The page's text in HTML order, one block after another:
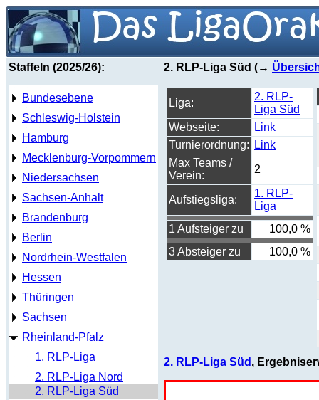
Staffeln (2025/26):
Bundesebene
Schleswig-Holstein
Hamburg
Mecklenburg-Vorpommern
Niedersachsen
Sachsen-Anhalt
Brandenburg
Berlin
Nordrhein-Westfalen
Hessen
Thüringen
Sachsen
Rheinland-Pfalz
1. RLP-Liga
2. RLP-Liga Nord
2. RLP-Liga Süd
2. RLP-Liga Süd (→
Liga:
2. RLP-
Liga Süd
Webseite:
Link
Turnierordnung:
Link
Max Teams /
Verein:
2
Aufstiegsliga:
1. RLP-
Liga
1 Aufsteiger zu
100,0 %
3 Absteiger zu
100,0 %
2. RLP-Liga Süd ,